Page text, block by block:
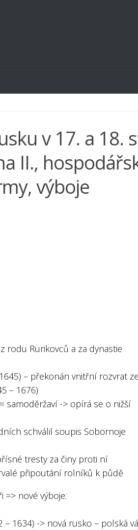
v 17. a 18.
II.,
výboje
rodu Rurikovců a za dynastie
– překonán vnitřní rozvrat
– 1676)
samoděržaví -> opírá se o nižší
schválil soupis Sobornoje
tresty za činy proti ní
připoutání rolníků k půdě
nové výboje:
– 1634) -> nová rusko – polská